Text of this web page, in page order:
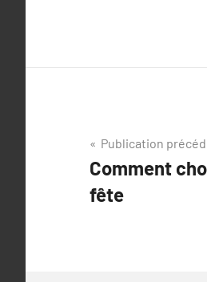
Navigation
de
l’article
Publication
Comment
fête